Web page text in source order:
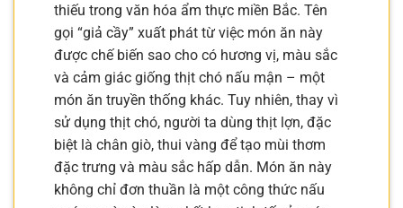
thiếu trong văn hóa ẩm thực miền Bắc. Tên
gọi “giả cầy” xuất phát từ việc món ăn này
được chế biến sao cho có hương vị, màu sắc
và cảm giác giống thịt chó nấu mận – một
món ăn truyền thống khác. Tuy nhiên, thay vì
sử dụng thịt chó, người ta dùng thịt lợn, đặc
biệt là chân giò, thui vàng để tạo mùi thơm
đặc trưng và màu sắc hấp dẫn. Món ăn này
không chỉ đơn thuần là một công thức nấu